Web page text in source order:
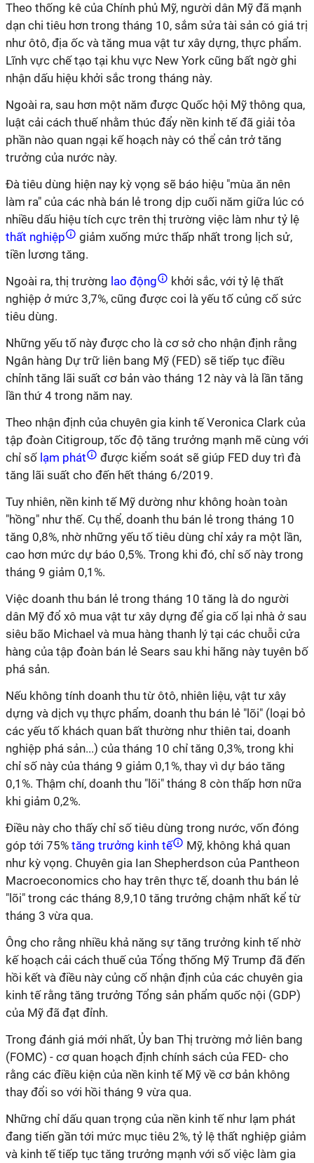
Theo thống kê của Chính phủ Mỹ, người dân Mỹ đã mạnh
dạn chi tiêu hơn trong tháng 10, sắm sửa tài sản có giá trị
như ôtô, địa ốc và tăng mua vật tư xây dựng, thực phẩm.
Lĩnh vực chế tạo tại khu vực New York cũng bất ngờ ghi
nhận dấu hiệu khởi sắc trong tháng này.
Ngoài ra, sau hơn một năm được Quốc hội Mỹ thông qua,
luật cải cách thuế nhằm thúc đẩy nền kinh tế đã giải tỏa
phần nào quan ngại kế hoạch này có thể cản trở tăng
trưởng của nước này.
Đà tiêu dùng hiện nay kỳ vọng sẽ báo hiệu "mùa ăn nên
làm ra" của các nhà bán lẻ trong dịp cuối năm giữa lúc có
nhiều dấu hiệu tích cực trên thị trường việc làm như tỷ lệ
thất nghiệp
giảm xuống mức thấp nhất trong lịch sử,
tiền lương tăng.
Ngoài ra, thị trường lao động
khởi sắc, với tỷ lệ thất
nghiệp ở mức 3,7%, cũng được coi là yếu tố củng cố sức
tiêu dùng.
Những yếu tố này được cho là cơ sở cho nhận định rằng
Ngân hàng Dự trữ liên bang Mỹ (FED) sẽ tiếp tục điều
chỉnh tăng lãi suất cơ bản vào tháng 12 này và là lần tăng
lần thứ 4 trong năm nay.
Theo nhận định của chuyên gia kinh tế Veronica Clark của
tập đoàn Citigroup, tốc độ tăng trưởng mạnh mẽ cùng với
chỉ số lạm phát
được kiểm soát sẽ giúp FED duy trì đà
tăng lãi suất cho đến hết tháng 6/2019.
Tuy nhiên, nền kinh tế Mỹ dường như không hoàn toàn
"hồng" như thế. Cụ thể, doanh thu bán lẻ trong tháng 10
tăng 0,8%, nhờ những yếu tố tiêu dùng chỉ xảy ra một lần,
cao hơn mức dự báo 0,5%. Trong khi đó, chỉ số này trong
tháng 9 giảm 0,1%.
Việc doanh thu bán lẻ trong tháng 10 tăng là do người
dân Mỹ đổ xô mua vật tư xây dựng để gia cố lại nhà ở sau
siêu bão Michael và mua hàng thanh lý tại các chuỗi cửa
hàng của tập đoàn bán lẻ Sears sau khi hãng này tuyên bố
phá sản.
Nếu không tính doanh thu từ ôtô, nhiên liệu, vật tư xây
dựng và dịch vụ thực phẩm, doanh thu bán lẻ "lõi" (loại bỏ
các yếu tố khách quan bất thường như thiên tai, doanh
nghiệp phá sản...) của tháng 10 chỉ tăng 0,3%, trong khi
chỉ số này của tháng 9 giảm 0,1%, thay vì dự báo tăng
0,1%. Thậm chí, doanh thu "lõi" tháng 8 còn thấp hơn nữa
khi giảm 0,2%.
Điều này cho thấy chỉ số tiêu dùng trong nước, vốn đóng
góp tới 75% tăng trưởng kinh tế
Mỹ, không khả quan
như kỳ vọng. Chuyên gia Ian Shepherdson của Pantheon
Macroeconomics cho hay trên thực tế, doanh thu bán lẻ
"lõi" trong các tháng 8,9,10 tăng trưởng chậm nhất kể từ
tháng 3 vừa qua.
Ông cho rằng nhiều khả năng sự tăng trưởng kinh tế nhờ
kế hoạch cải cách thuế của Tổng thống Mỹ Trump đã đến
hồi kết và điều này củng cố nhận định của các chuyên gia
kinh tế rằng tăng trưởng Tổng sản phẩm quốc nội (GDP)
của Mỹ đã đạt đỉnh.
Trong đánh giá mới nhất, Ủy ban Thị trường mở liên bang
(FOMC) - cơ quan hoạch định chính sách của FED- cho
rằng các điều kiện của nền kinh tế Mỹ về cơ bản không
thay đổi so với hồi tháng 9 vừa qua.
Những chỉ dấu quan trọng của nền kinh tế như lạm phát
đang tiến gần tới mức mục tiêu 2%, tỷ lệ thất nghiệp giảm
và kinh tế tiếp tục tăng trưởng mạnh với số việc làm gia